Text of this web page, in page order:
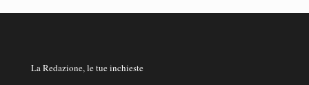
La Redazione, le tue inchieste